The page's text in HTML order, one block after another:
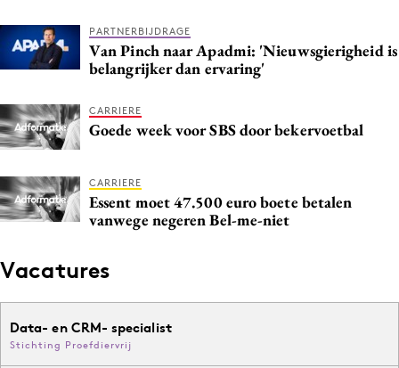
PARTNERBIJDRAGE
Van Pinch naar Apadmi: 'Nieuwsgierigheid is
belangrijker dan ervaring'
CARRIERE
Goede week voor SBS door bekervoetbal
CARRIERE
Essent moet 47.500 euro boete betalen
vanwege negeren Bel-me-niet
Vacatures
Data- en CRM- specialist
Stichting Proefdiervrij